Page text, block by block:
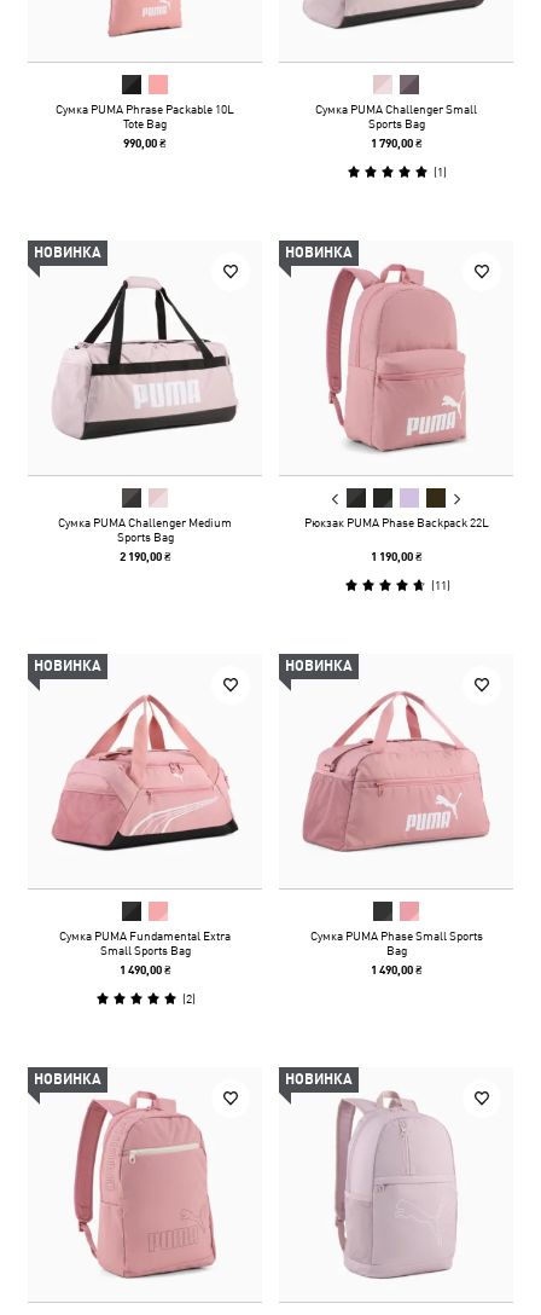
Сумка PUMA Phrase Packable 10L
Tote Bag
990,00 ₴
Сумка PUMA Challenger Small
Sports Bag
1 790,00 ₴
(1)
НОВИНКА
Сумка PUMA Challenger Medium
Sports Bag
2 190,00 ₴
НОВИНКА
Рюкзак PUMA Phase Backpack 22L
1 190,00 ₴
(11)
НОВИНКА
Сумка PUMA Fundamental Extra
Small Sports Bag
1 490,00 ₴
(2)
НОВИНКА
Сумка PUMA Phase Small Sports
Bag
1 490,00 ₴
НОВИНКА НОВИНКА